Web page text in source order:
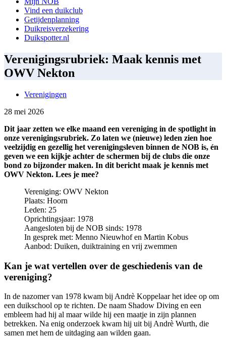
Vind een duikclub
Getijdenplanning
Duikreisverzekering
Duikspotter.nl
Verenigingsrubriek: Maak kennis met
OWV Nekton
Verenigingen
28 mei 2026
Dit jaar zetten we elke maand een vereniging in de spotlight in
onze verenigingsrubriek. Zo laten we (nieuwe) leden zien hoe
veelzijdig en gezellig het verenigingsleven binnen de NOB is, én
geven we een kijkje achter de schermen bij de clubs die onze
bond zo bijzonder maken. In dit bericht maak je kennis met
OWV Nekton. Lees je mee?
Vereniging: OWV Nekton
Plaats: Hoorn
Leden: 25
Oprichtingsjaar: 1978
Aangesloten bij de NOB sinds: 1978
In gesprek met: Menno Nieuwhof en Martin Kobus
Aanbod: Duiken, duiktraining en vrij zwemmen
Kan je wat vertellen over de geschiedenis van de
vereniging?
In de nazomer van 1978 kwam bij Andrè Koppelaar het idee op om
een duikschool op te richten. De naam Shadow Diving en een
embleem had hij al maar wilde hij een maatje in zijn plannen
betrekken. Na enig onderzoek kwam hij uit bij Andrè Wurth, die
samen met hem de uitdaging aan wilden gaan.